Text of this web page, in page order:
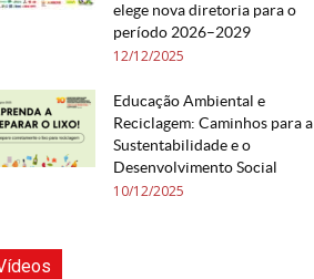
elege nova diretoria para o
período 2026–2029
12/12/2025
Educação Ambiental e
Reciclagem: Caminhos para a
Sustentabilidade e o
Desenvolvimento Social
10/12/2025